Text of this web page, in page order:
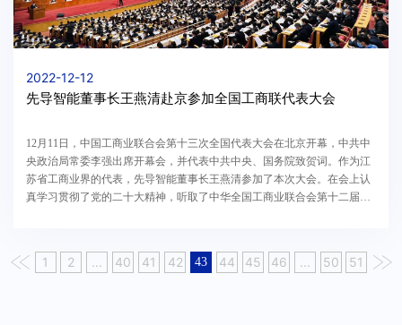
2022-12-12
先导智能董事长王燕清赴京参加全国工商联代表大会
12月11日，中国工商业联合会第十三次全国代表大会在北京开幕，中共中
央政治局常委李强出席开幕会，并代表中共中央、国务院致贺词。作为江
苏省工商业界的代表，先导智能董事长王燕清参加了本次大会。在会上认
真学习贯彻了党的二十大精神，听取了中华全国工商业联合会第十二届执
1 2 ... 40 41 42 43 44 45 46 ... 50 51